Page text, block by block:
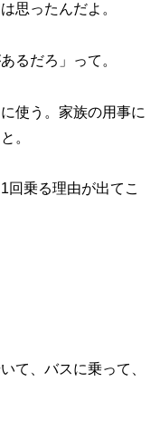
思ったんだよ。
るだろ」って。
使う。家族の用事に
。
回乗る理由が出てこ
て、バスに乗って、